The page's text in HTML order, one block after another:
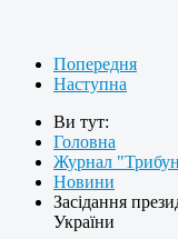
Попередня
Наступна
Ви тут:
Головна
Журнал
Новини
Засідання
України